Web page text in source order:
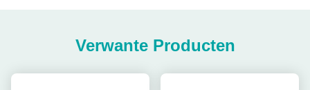
Verwante Producten